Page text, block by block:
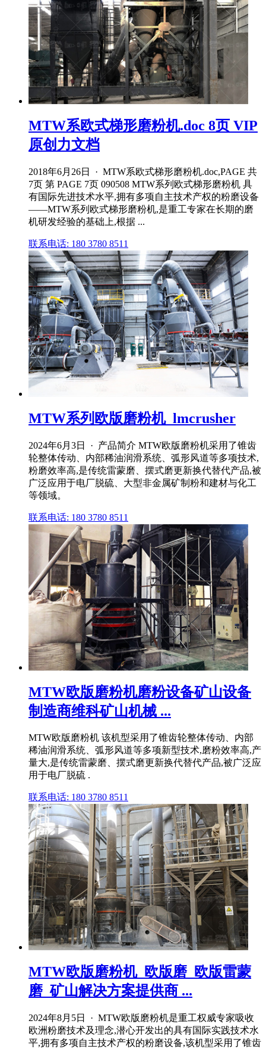
MTW系欧式梯形磨粉机.doc 8页 VIP
原创力文档
2018年6月26日 · MTW系欧式梯形磨粉机.doc,PAGE 共
7页 第 PAGE 7页 090508 MTW系列欧式梯形磨粉机 具
有国际先进技术水平,拥有多项自主技术产权的粉磨设备
——MTW系列欧式梯形磨粉机,是重工专家在长期的磨
机研发经验的基础上,根据 ...
联系电话: 180 3780 8511
MTW系列欧版磨粉机_lmcrusher
2024年6月3日 · 产品简介 MTW欧版磨粉机采用了锥齿
轮整体传动、内部稀油润滑系统、弧形风道等多项技术,
粉磨效率高,是传统雷蒙磨、摆式磨更新换代替代产品,被
广泛应用于电厂脱硫、大型非金属矿制粉和建材与化工
等领域。
联系电话: 180 3780 8511
MTW欧版磨粉机磨粉设备矿山设备
制造商维科矿山机械 ...
MTW欧版磨粉机 该机型采用了锥齿轮整体传动、内部
稀油润滑系统、弧形风道等多项新型技术,磨粉效率高,产
量大,是传统雷蒙磨、摆式磨更新换代替代产品,被广泛应
用于电厂脱硫 .
联系电话: 180 3780 8511
MTW欧版磨粉机_欧版磨_欧版雷蒙
磨_矿山解决方案提供商 ...
2024年8月5日 · MTW欧版磨粉机是重工权威专家吸收
欧洲粉磨技术及理念,潜心开发出的具有国际实践技术水
平,拥有多项自主技术产权的粉磨设备,该机型采用了锥齿